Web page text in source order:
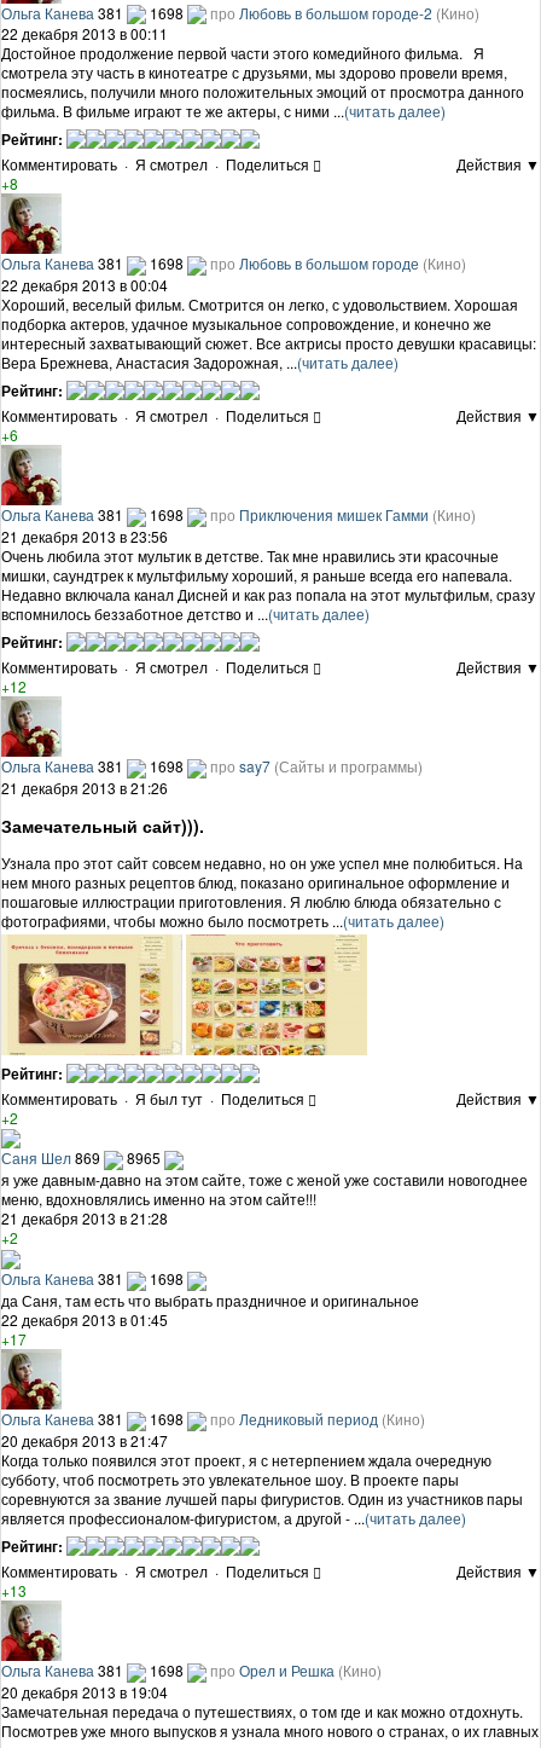
Ольга Канева 381 1698 про Любовь в большом городе-2 (Кино)
22 декабря 2013 в 00:11
Достойное продолжение первой части этого комедийного фильма. Я
смотрела эту часть в кинотеатре с друзьями, мы здорово провели время,
посмеялись, получили много положительных эмоций от просмотра данного
фильма. В фильме играют те же актеры, с ними ...(читать далее)
Рейтинг:
Комментировать · Я смотрел · Поделиться
Действия ▼
+8
Ольга Канева 381 1698 про Любовь в большом городе (Кино)
22 декабря 2013 в 00:04
Хороший, веселый фильм. Смотрится он легко, с удовольствием. Хорошая
подборка актеров, удачное музыкальное сопровождение, и конечно же
интересный захватывающий сюжет. Все актрисы просто девушки красавицы:
Вера Брежнева, Анастасия Задорожная, ...(читать далее)
Рейтинг:
Комментировать · Я смотрел · Поделиться
Действия ▼
+6
Ольга Канева 381 1698 про Приключения мишек Гамми (Кино)
21 декабря 2013 в 23:56
Очень любила этот мультик в детстве. Так мне нравились эти красочные
мишки, саундтрек к мультфильму хороший, я раньше всегда его напевала.
Недавно включала канал Дисней и как раз попала на этот мультфильм, сразу
вспомнилось беззаботное детство и ...(читать далее)
Рейтинг:
Комментировать · Я смотрел · Поделиться
Действия ▼
+12
Ольга Канева 381 1698 про say7 (Сайты и программы)
21 декабря 2013 в 21:26
Замечательный сайт))).
Узнала про этот сайт совсем недавно, но он уже успел мне полюбиться. На
нем много разных рецептов блюд, показано оригинальное оформление и
пошаговые иллюстрации приготовления. Я люблю блюда обязательно с
фотографиями, чтобы можно было посмотреть ...(читать далее)
Рейтинг:
Комментировать · Я был тут · Поделиться
Действия ▼
+2
Саня Шел869
8965
я уже давным-давно на этом сайте, тоже с женой уже составили новогоднее
меню, вдохновлялись именно на этом сайте!!!
21 декабря 2013 в 21:28
+2
Ольга Канева 381
1698
да Саня, там есть что выбрать праздничное и оригинальное
22 декабря 2013 в 01:45
+17
Ольга Канева 381 1698 про Ледниковый период (Кино)
20 декабря 2013 в 21:47
Когда только появился этот проект, я с нетерпением ждала очередную
субботу, чтоб посмотреть это увлекательное шоу. В проекте пары
соревнуются за звание лучшей пары фигуристов. Один из участников пары
является профессионалом-фигуристом, а другой - ...(читать далее)
Рейтинг:
Комментировать · Я смотрел · Поделиться
Действия ▼
+13
Ольга Канева 381 1698 про Орел и Решка (Кино)
20 декабря 2013 в 19:04
Замечательная передача о путешествиях, о том где и как можно отдохнуть.
Посмотрев уже много выпусков я узнала много нового о странах, о их главных